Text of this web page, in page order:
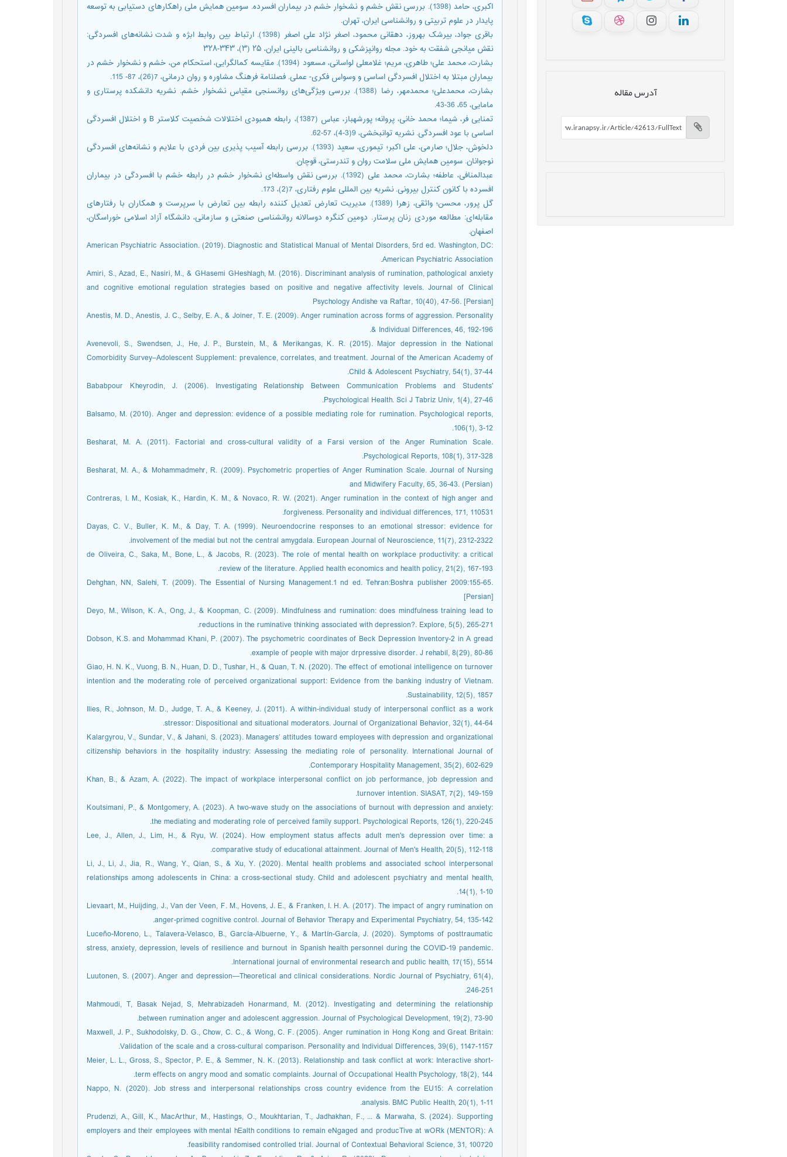
آدرس مقاله
اکبری، حامد (1398). بررسی نقش خشم و نشخوار خشم در بیماران افسرده. سومین همایش ملی راهکارهای دستیابی به توسعه
پایدار در علوم تربیتی و روانشناسی ایران، تهران.
باقری جواد، بیرشک بهروز، دهقانی محمود، اصغر نژاد علی اصغر (1398). ارتباط بین روابط ابژه و شدت نشانه‌های افسردگی:
نقش میانجی شفقت به خود. مجله روانپزشکی و روانشناسی بالینی ایران، ۲۵ (۳)، ۳۴۳-۳۲۸
بشارت، محمد علی؛ طاهری، مریم؛ غلامعلی لواسانی، مسعود (1394). مقایسه کمالگرایی، استحکام من، خشم و نشخوار خشم در
بیماران مبتلا به اختلال افسردگی اساسی و وسواس فکری- عملی. فصلنامة فرهنگ مشاوره و روان درمانی، 7(26)، 87- 115.
بشارت، محمدعلی؛ محمدمهر، رضا (1388). بررسی ویژگی‌های روانسنجی مقیاس نشخوار خشم. نشریه دانشکده پرستاری و
مامایی، 65، 36-43.
تمنایی فر، شیما؛ محمد خانی، پروانه؛ پورشهباز، عباس (1387)، رابطه همبودی اختلالات شخصیت کلاستر B و اختلال افسردگی
اساسی با عود افسردگی. نشریه توانبخشی، 9(3-4)، 57-62.
دلخوش، جلال؛ صارمی، علی اکبر؛ تیموری، سعید (1393). بررسی رابطه آسیب پذیری بین فردی با علایم و نشانه‌های افسردگی
نوجوانان. سومین همایش ملی سلامت روان و تندرستی، قوچان.
عبدالمنافی، عاطفه؛ بشارت، محمد علی (1392). بررسی نقش واسطه‌ای نشخوار خشم در رابطه خشم با افسردگی در بیماران
افسرده با کانون کنترل بیرونی. نشریه بین المللی علوم رفتاری، 7(2)، 173.
گل پرور، محسن؛ واثقی، زهرا (1389). مدیریت تعارض تعدیل کننده رابطه بین تعارض با سرپرست و همکاران با رفتارهای
مقابله‌ای: مطالعه موردی زنان پرستار. دومین کنگره دوسالانه روانشناسی صنعتی و سازمانی، دانشگاه آزاد اسلامی خوراسگان،
اصفهان.
American Psychiatric Association. (2019). Diagnostic and Statistical Manual of Mental Disorders, 5rd ed. Washington, DC:
American Psychiatric Association.
Amiri, S., Azad, E., Nasiri, M., & GHasemi GHeshlagh, M. (2016). Discriminant analysis of rumination, pathological anxiety
and cognitive emotional regulation strategies based on positive and negative affectivity levels. Journal of Clinical
Psychology Andishe va Raftar, 10(40), 47-56. [Persian]
Anestis, M. D., Anestis, J. C., Selby, E. A., & Joiner, T. E. (2009). Anger rumination across forms of aggression. Personality
& Individual Differences, 46, 192-196.
Avenevoli, S., Swendsen, J., He, J. P., Burstein, M., & Merikangas, K. R. (2015). Major depression in the National
Comorbidity Survey–Adolescent Supplement: prevalence, correlates, and treatment. Journal of the American Academy of
Child & Adolescent Psychiatry, 54(1), 37-44.
Bababpour Kheyrodin, J. (2006). Investigating Relationship Between Communication Problems and Students'
Psychological Health. Sci J Tabriz Univ, 1(4), 27-46.
Balsamo, M. (2010). Anger and depression: evidence of a possible mediating role for rumination. Psychological reports,
106(1), 3-12.
Besharat, M. A. (2011). Factorial and cross-cultural validity of a Farsi version of the Anger Rumination Scale.
Psychological Reports, 108(1), 317-328.
Besharat, M. A., & Mohammadmehr, R. (2009). Psychometric properties of Anger Rumination Scale. Journal of Nursing
and Midwifery Faculty, 65, 36-43. (Persian)
Contreras, I. M., Kosiak, K., Hardin, K. M., & Novaco, R. W. (2021). Anger rumination in the context of high anger and
forgiveness. Personality and individual differences, 171, 110531.‏
Dayas, C. V., Buller, K. M., & Day, T. A. (1999). Neuroendocrine responses to an emotional stressor: evidence for
involvement of the medial but not the central amygdala. European Journal of Neuroscience, 11(7), 2312-2322.
de Oliveira, C., Saka, M., Bone, L., & Jacobs, R. (2023). The role of mental health on workplace productivity: a critical
review of the literature. Applied health economics and health policy, 21(2), 167-193.‏
Dehghan, NN, Salehi, T. (2009). The Essential of Nursing Management.1 nd ed. Tehran:Boshra publisher 2009:155-65.
[Persian]
Deyo, M., Wilson, K. A., Ong, J., & Koopman, C. (2009). Mindfulness and rumination: does mindfulness training lead to
reductions in the ruminative thinking associated with depression?. Explore, 5(5), 265-271.
Dobson, K.S. and Mohammad Khani, P. (2007). The psychometric coordinates of Beck Depression Inventory-2 in A gread
example of people with major drpressive disorder. J rehabil, 8(29), 80-86.
Giao, H. N. K., Vuong, B. N., Huan, D. D., Tushar, H., & Quan, T. N. (2020). The effect of emotional intelligence on turnover
intention and the moderating role of perceived organizational support: Evidence from the banking industry of Vietnam.
Sustainability, 12(5), 1857.
Ilies, R., Johnson, M. D., Judge, T. A., & Keeney, J. (2011). A within‐individual study of interpersonal conflict as a work
stressor: Dispositional and situational moderators. Journal of Organizational Behavior, 32(1), 44-64.
Kalargyrou, V., Sundar, V., & Jahani, S. (2023). Managers’ attitudes toward employees with depression and organizational
citizenship behaviors in the hospitality industry: Assessing the mediating role of personality. International Journal of
Contemporary Hospitality Management, 35(2), 602-629.
Khan, B., & Azam, A. (2022). The impact of workplace interpersonal conflict on job performance, job depression and
turnover intention. SIASAT, 7(2), 149-159.
Koutsimani, P., & Montgomery, A. (2023). A two-wave study on the associations of burnout with depression and anxiety:
the mediating and moderating role of perceived family support. Psychological Reports, 126(1), 220-245.
Lee, J., Allen, J., Lim, H., & Ryu, W. (2024). How employment status affects adult men's depression over time: a
comparative study of educational attainment. Journal of Men's Health, 20(5), 112-118.‏
Li, J., Li, J., Jia, R., Wang, Y., Qian, S., & Xu, Y. (2020). Mental health problems and associated school interpersonal
relationships among adolescents in China: a cross-sectional study. Child and adolescent psychiatry and mental health,
14(1), 1-10.
Lievaart, M., Huijding, J., Van der Veen, F. M., Hovens, J. E., & Franken, I. H. A. (2017). The impact of angry rumination on
anger-primed cognitive control. Journal of Behavior Therapy and Experimental Psychiatry, 54, 135-142.
Luceño-Moreno, L., Talavera-Velasco, B., García-Albuerne, Y., & Martín-García, J. (2020). Symptoms of posttraumatic
stress, anxiety, depression, levels of resilience and burnout in Spanish health personnel during the COVID-19 pandemic.
International journal of environmental research and public health, 17(15), 5514.
Luutonen, S. (2007). Anger and depression—Theoretical and clinical considerations. Nordic Journal of Psychiatry, 61(4),
246-251.
Mahmoudi, T, Basak Nejad, S, Mehrabizadeh Honarmand, M. (2012). Investigating and determining the relationship
between rumination anger and adolescent aggression. Journal of Psychological Development, 19(2), 73-90.
Maxwell, J. P., Sukhodolsky, D. G., Chow, C. C., & Wong, C. F. (2005). Anger rumination in Hong Kong and Great Britain:
Validation of the scale and a cross-cultural comparison. Personality and Individual Differences, 39(6), 1147-1157.
Meier, L. L., Gross, S., Spector, P. E., & Semmer, N. K. (2013). Relationship and task conflict at work: Interactive short-
term effects on angry mood and somatic complaints. Journal of Occupational Health Psychology, 18(2), 144.
Nappo, N. (2020). Job stress and interpersonal relationships cross country evidence from the EU15: A correlation
analysis. BMC Public Health, 20(1), 1-11.
Prudenzi, A., Gill, K., MacArthur, M., Hastings, O., Moukhtarian, T., Jadhakhan, F., ... & Marwaha, S. (2024). Supporting
employers and their employees with mental hEalth conditions to remain eNgaged and producTive at wORk (MENTOR): A
feasibility randomised controlled trial. Journal of Contextual Behavioral Science, 31, 100720.‏